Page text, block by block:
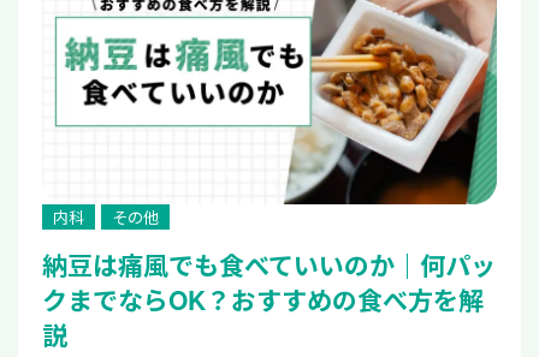
内科 その他
納豆は痛風でも食べていいのか｜何パッ
クまでならOK？おすすめの食べ方を解
説